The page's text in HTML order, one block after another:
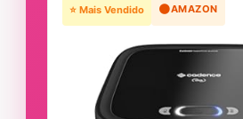
⭐ Mais Vendido 🟠AMAZON